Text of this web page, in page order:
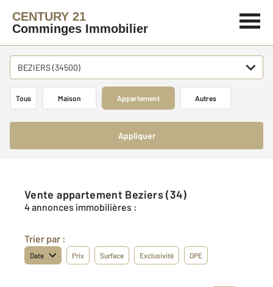
CENTURY 21
Comminges Immobilier
BEZIERS (34500)
Tous Maison Appartement Autres
Appliquer
Vente appartement Beziers (34)
4 annonces immobilières :
Trier par :
Date Prix Surface Exclusivité DPE